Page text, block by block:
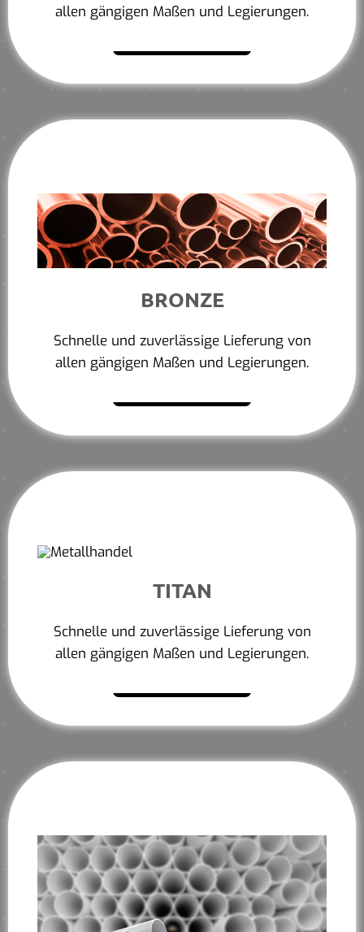
allen gängigen Maßen und Legierungen.
BRONZE
Schnelle und zuverlässige Lieferung von
allen gängigen Maßen und Legierungen.
TITAN
Schnelle und zuverlässige Lieferung von
allen gängigen Maßen und Legierungen.